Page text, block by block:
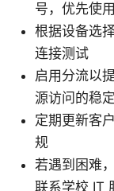
号，优先使
根据设备选
连接测试
启用分流以
源访问的稳
定期更新客
规
若遇到困难
联系学校 IT